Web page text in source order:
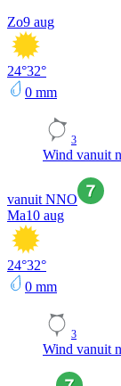
Zo9 aug
24°32°
0 mm
3
Wind vanuit
vanuit NNO
Ma10 aug
24°32°
0 mm
3
Wind vanuit